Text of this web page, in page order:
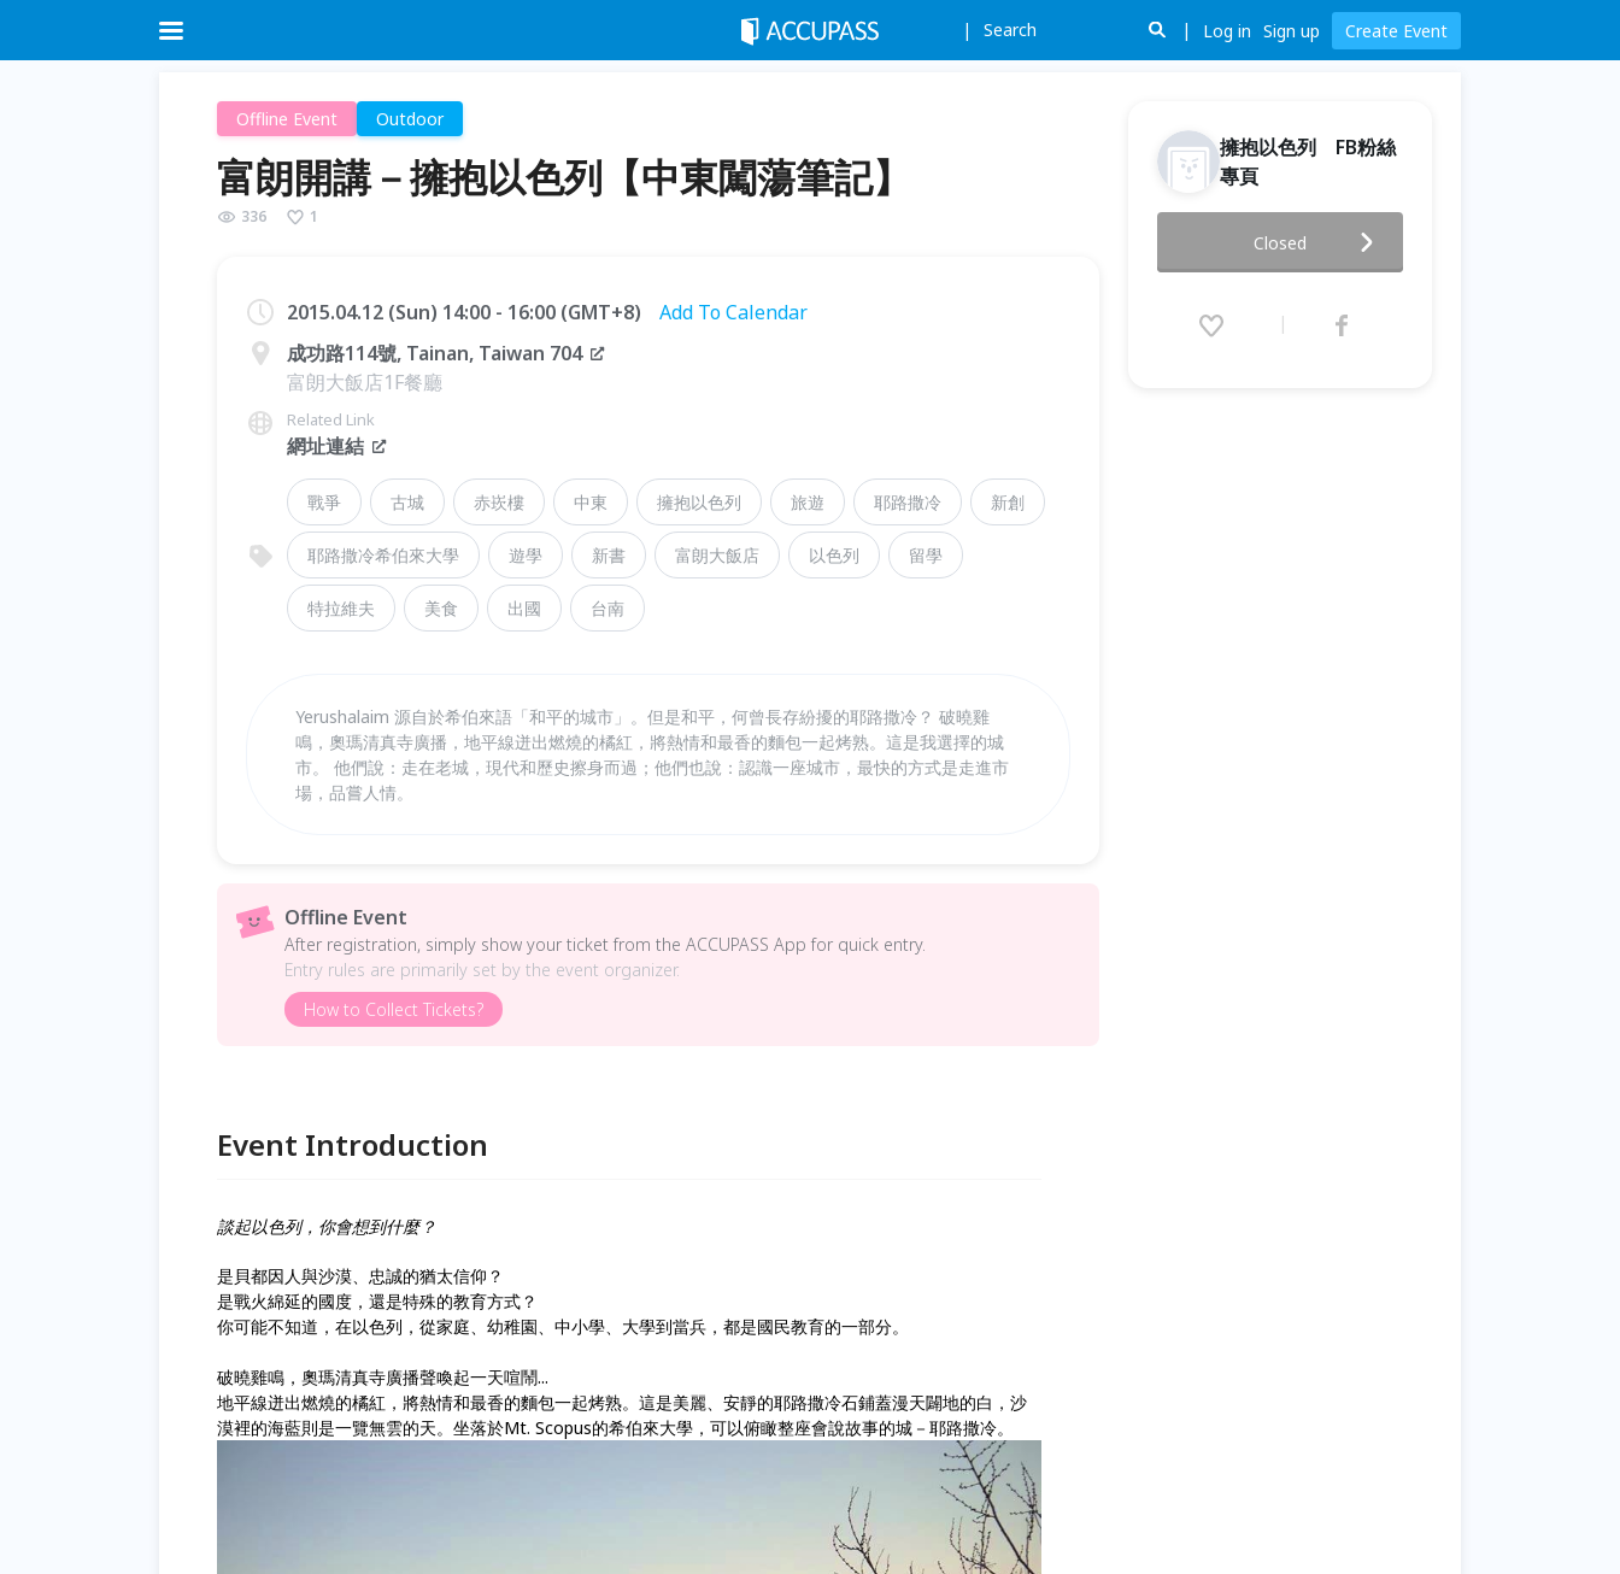
Search Log in Sign up Create Event
Offline Event Outdoor
富朗開講－擁抱以色列【中東闖蕩筆記】
336 1
2015.04.12 (Sun) 14:00 - 16:00 (GMT+8)
Add To Calendar
成功路114號, Tainan, Taiwan 704
富朗大飯店1F餐廳
Related Link
網址連結
戰爭 古城 赤崁樓 中東 擁抱以色列 旅遊 耶路撒冷 新創
耶路撒冷希伯來大學 遊學 新書 富朗大飯店 以色列 留學
特拉維夫 美食 出國 台南
Yerushalaim 源自於希伯來語「和平的城市」。但是和平，何曾長存紛擾的耶路撒冷？ 破曉雞
鳴，奧瑪清真寺廣播，地平線迸出燃燒的橘紅，將熱情和最香的麵包一起烤熟。這是我選擇的城
市。 他們說：走在老城，現代和歷史擦身而過；他們也說：認識一座城市，最快的方式是走進市
場，品嘗人情。
Offline Event
After registration, simply show your ticket from the ACCUPASS App for quick entry.
Entry rules are primarily set by the event organizer.
How to Collect Tickets?
Event Introduction
談起以色列，你會想到什麼？
是貝都因人與沙漠、忠誠的猶太信仰？
是戰火綿延的國度，還是特殊的教育方式？
你可能不知道，在以色列，從家庭、幼稚園、中小學、大學到當兵，都是國民教育的一部分。
破曉雞鳴，奧瑪清真寺廣播聲喚起一天喧鬧...
地平線迸出燃燒的橘紅，將熱情和最香的麵包一起烤熟。這是美麗、安靜的耶路撒冷石鋪蓋漫天闢地的白，沙
漠裡的海藍則是一覽無雲的天。坐落於Mt. Scopus的希伯來大學，可以俯瞰整座會說故事的城－ 耶路撒冷。
擁抱以色列 FB粉絲
專頁
2015.04.12 (Sun) 14:00 - 16:00
Closed